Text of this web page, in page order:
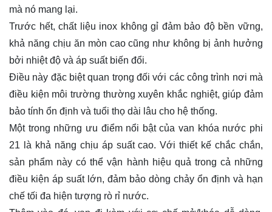
mà nó mang lại.
Trước hết, chất liệu inox không gỉ đảm bảo độ bền vững,
khả năng chịu ăn mòn cao cũng như không bị ảnh hưởng
bởi nhiệt độ và áp suất biến đổi.
Điều này đặc biệt quan trọng đối với các công trình nơi mà
điều kiện môi trường thường xuyên khắc nghiệt, giúp đảm
bảo tính ổn định và tuổi thọ dài lâu cho hệ thống.
Một trong những ưu điểm nổi bật của van khóa nước phi
21 là khả năng chịu áp suất cao. Với thiết kế chắc chắn,
sản phẩm này có thể vận hành hiệu quả trong cả những
điều kiện áp suất lớn, đảm bảo dòng chảy ổn định và hạn
chế tối đa hiện tượng rò rỉ nước.